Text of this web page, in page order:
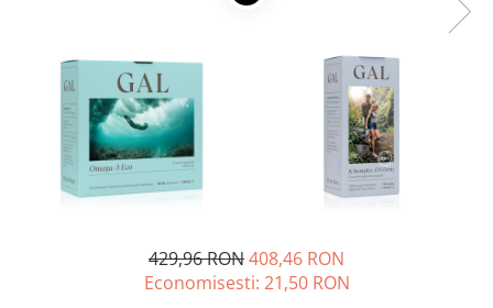
Tranzit intestinal
Colesterol & tensiune
Sănătatea copiilor
Performanta sportiva
Sanatate Orala
Creme cu SPF
Demachiante
Geluri de curățare
Ape micelare
Creatina
Curcumin (Turmeric)
Enzime
429,96 RON408,46 RON
Economisesti: 21,50 RON